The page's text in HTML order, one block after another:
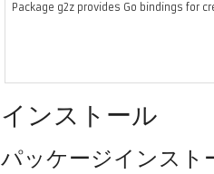
Package g2z provides Go bindings for
インストール
パッケージインスト